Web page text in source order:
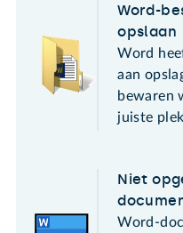
Word-
opslaan
Word
aan
bewaren
juiste
Niet
Word-